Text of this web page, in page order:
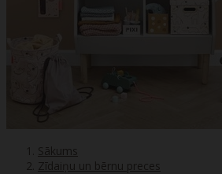
Sākums
Zīdaiņu un bērnu preces